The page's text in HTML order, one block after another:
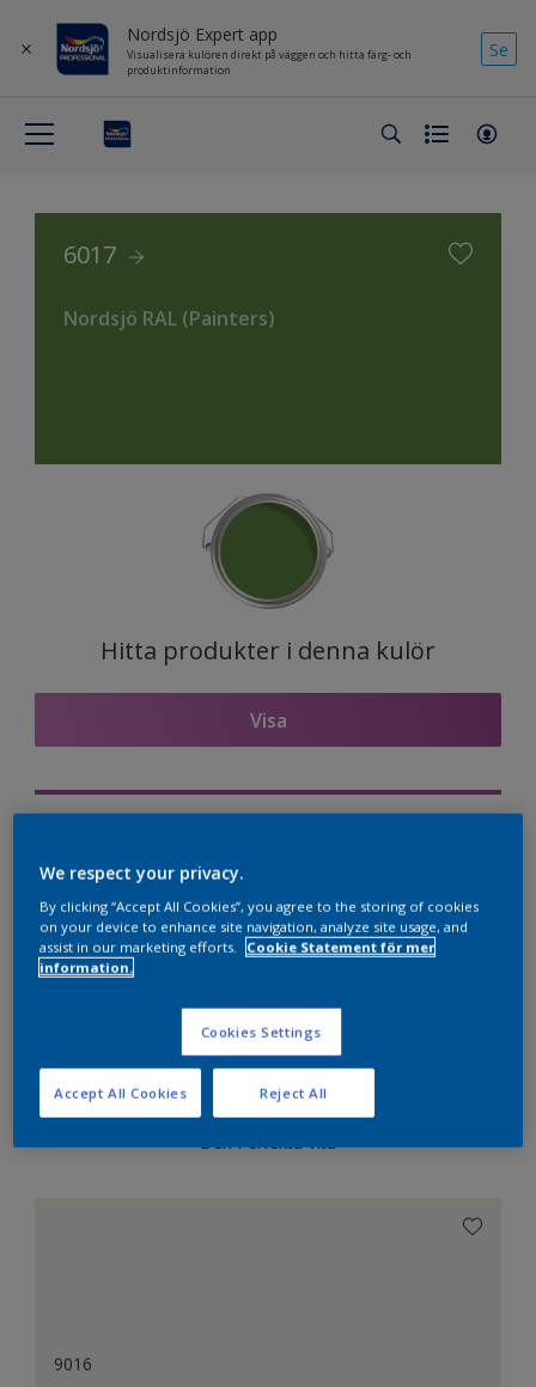
Nordsjö Expert app
Visualisera kulören direkt på väggen och hitta färg- och
produktinformation
Se
6017
Nordsjö RAL (Painters)
Hitta produkter i denna kulör
Visa
Nordsjö Professional Expert app
Visualisera kulören på din vägg
Kulörkombinationer
Den Perfekta Vita
9016
We respect your privacy.
By clicking “Accept All Cookies”, you agree to the storing of cookies
on your device to enhance site navigation, analyze site usage, and
assist in our marketing efforts.
Cookie Statement för mer
information.
Cookies Settings
Reject All
Accept All Cookies